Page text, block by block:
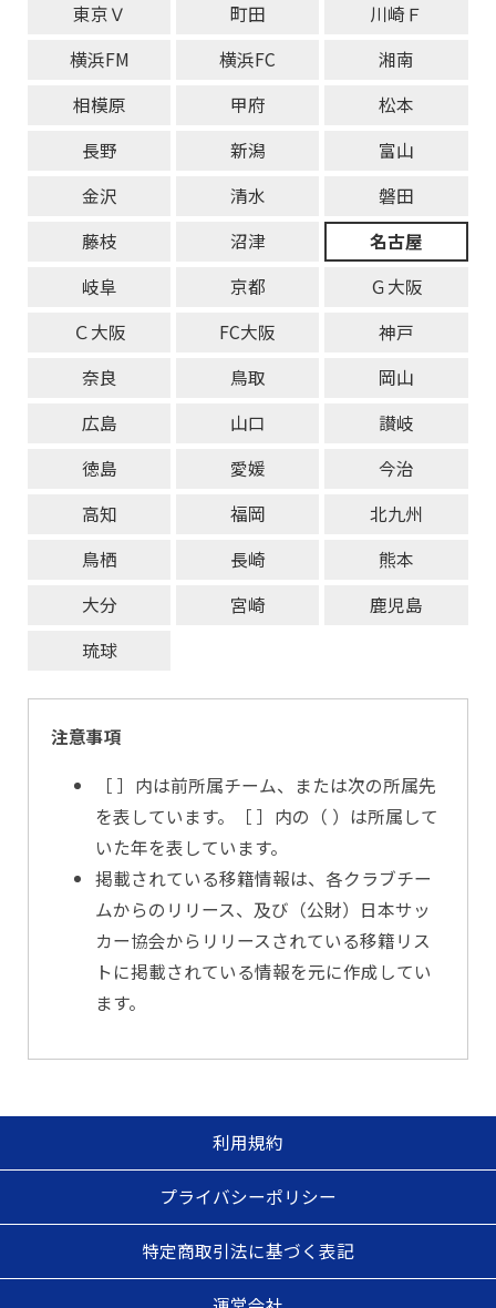
東京Ｖ
町田
川崎Ｆ
横浜FM
横浜FC
湘南
相模原
甲府
松本
長野
新潟
富山
金沢
清水
磐田
藤枝
沼津
名古屋
岐阜
京都
Ｇ大阪
Ｃ大阪
FC大阪
神戸
奈良
鳥取
岡山
広島
山口
讃岐
徳島
愛媛
今治
高知
福岡
北九州
鳥栖
長崎
熊本
大分
宮崎
鹿児島
琉球
注意事項
［ ］内は前所属チーム、または次の所属先
を表しています。［ ］内の（ ）は所属して
いた年を表しています。
掲載されている移籍情報は、各クラブチー
ムからのリリース、及び（公財）日本サッ
カー協会からリリースされている移籍リス
トに掲載されている情報を元に作成してい
ます。
利用規約
プライバシーポリシー
特定商取引法に基づく表記